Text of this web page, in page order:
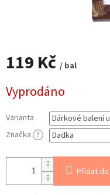
119 Kč / bal
cena:
Vyprodáno
Varianta
Značka ?
Přidat